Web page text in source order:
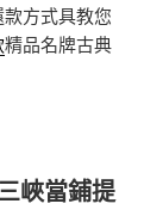
方式具教您
精品名牌古典
峽當鋪提